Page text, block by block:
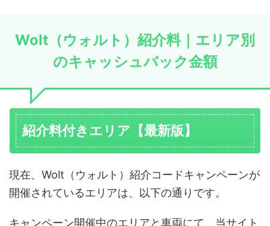
Wolt（ウォルト）紹介料｜エリア別
のキャッシュバック金額
紹介料付きエリア【最新版】
現在、Wolt（ウォルト）紹介コードキャンペーンが
開催されているエリアは、以下の通りです。
キャンペーン開催中のエリアと車両にて、当サイト